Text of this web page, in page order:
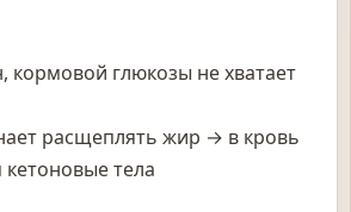
кормовой глюкозы не хватает
расщеплять жир → в кровь
тела